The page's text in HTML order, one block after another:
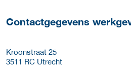
Contactgegevens
Kroonstraat 25
3511 RC Utrecht